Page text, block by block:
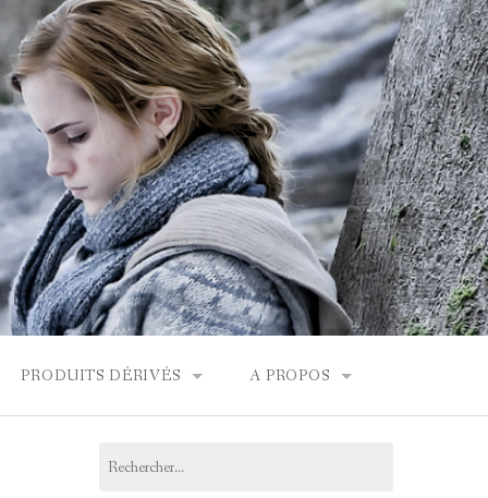
PRODUITS DÉRIVÉS A PROPOS